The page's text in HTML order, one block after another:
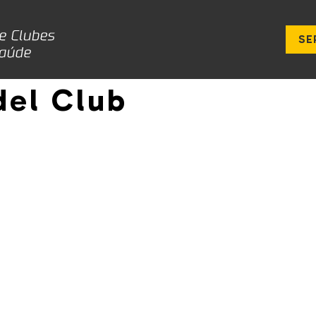
Club